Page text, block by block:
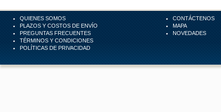
QUIENES SOMOS
PLAZOS Y COSTOS DE ENVÍO
PREGUNTAS FRECUENTES
TÉRMINOS Y CONDICIONES
POLÍTICAS DE PRIVACIDAD
CONTÁCTENOS
MAPA
NOVEDADES